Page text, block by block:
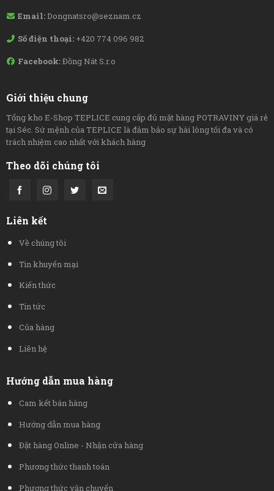
Email:Dongnatsro@seznam.cz
Số điện thoại: +420 774 096 982
Facebook:Đồng Nát S.r.o
Giới thiệu chung
Tổng kho E-Shop TEPLICE cung cấp đủ mặt hàng POTRAVINY giá rẻ
tại Séc. Sứ mệnh của TEPLICE là đảm bảo sự hài lòng tối đa và có
trách nhiệm cao nhất với khách hàng
Theo dõi chúng tôi
Liên kết
Về chúng tôi
Tin khuyến mại
Kiến thức
Tin tức
Của hàng
Liên hệ
Hướng dẫn mua hàng
Cam kết bán hàng
Hướng dẫn mua hàng
Đặt hàng Online - Nhận cửa hàng
Phương thức thanh toán
Phương thức vận chuyển